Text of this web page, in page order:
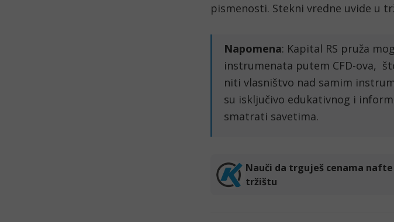
pismenosti. Stekni vredne uvide u
Napomena: Kapital RS pruža
instrumenata putem CFD-ova,
niti vlasništvo nad samim
su isključivo edukativnog i
smatrati savetima.